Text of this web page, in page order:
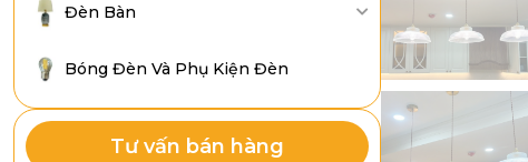
Đèn Bàn
Bóng Đèn Và Phụ Kiện Đèn
Tư vấn bán hàng